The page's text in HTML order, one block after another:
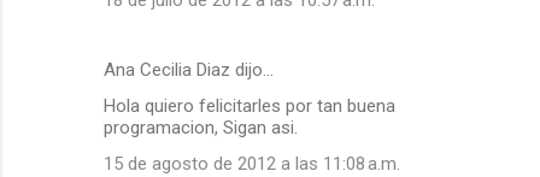
Ana Cecilia Diaz dijo…
Hola quiero felicitarles por tan buena
programacion, Sigan asi.
15 de agosto de 2012 a las 11:08 a.m.